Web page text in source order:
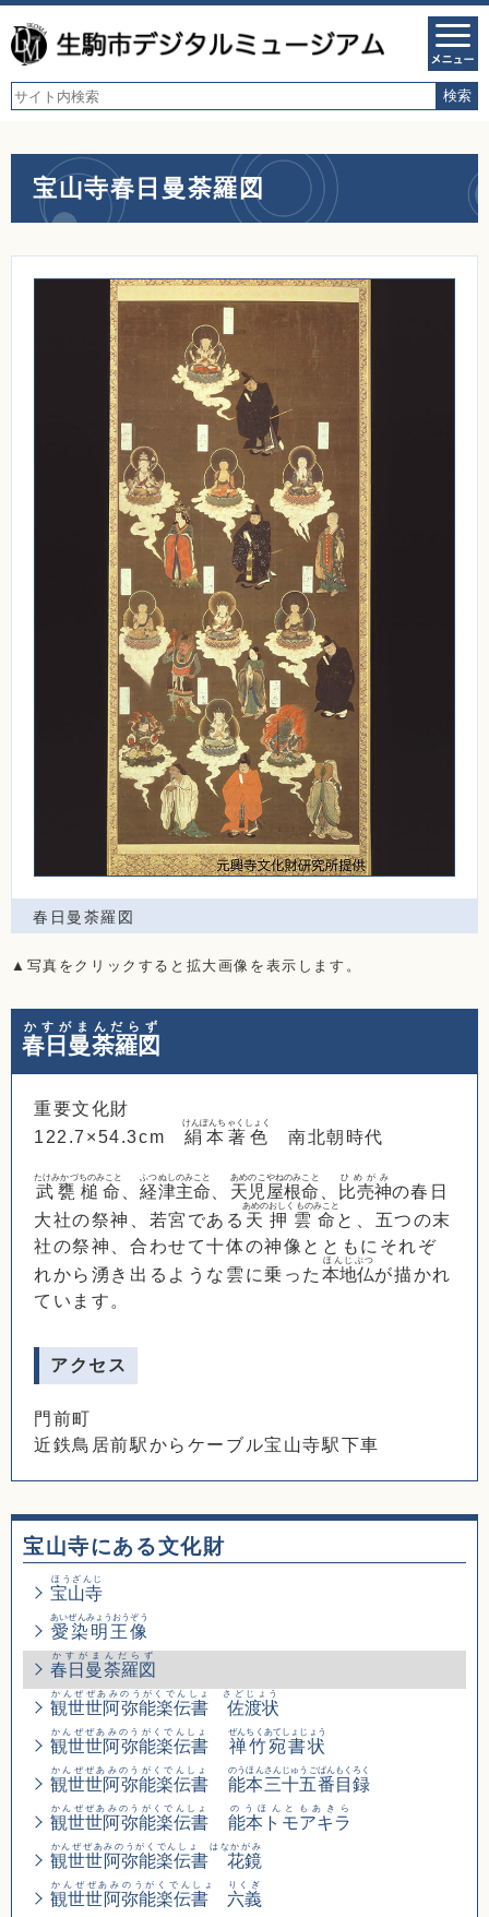
宝山寺春日曼荼羅図
春日曼荼羅図
▲写真をクリックすると拡大画像を表示します。
春日曼荼羅図
かすがまんだらず
重要文化財
122.7×54.3cm 絹本著色
けんぽんちゃくしょく
南北朝時代
武甕槌命
たけみかづちのみこと
、経津主命
ふつぬしのみこと
天児屋根命
あめのこやねのみこと
比売神
ひめがみ
の春日
大社の祭神、若宮である 天押雲命
あめのおしくものみこと
と、五つの末
社の祭神、合わせて十体の神像とともにそれぞ
れから湧き出るような雲に乗った 本地仏
ほんじぶつ
が描かれ
ています。
アクセス
門前町
近鉄鳥居前駅からケーブル宝山寺駅下車
宝山寺にある文化財
宝山寺
ほうざんじ
愛染明王像
あいぜんみょうおうぞう
春日曼荼羅図
かすがまんだらず
観世世阿弥能楽伝書 佐渡状
かんぜぜあみのうがくでんしょ さどじょう
観世世阿弥能楽伝書
かんぜぜあみのうがくでんしょ
禅竹宛書状
ぜんちくあてしょじょう
観世世阿弥能楽伝書
かんぜぜあみのうがくでんしょ
能本三十五番目録
のうほんさんじゅうごばんもくろく
観世世阿弥能楽伝書
かんぜぜあみのうがくでんしょ
能本トモアキラ
のうほんともあきら
観世世阿弥能楽伝書 花鏡
かんぜぜあみのうがくでんしょ はなかがみ
観世世阿弥能楽伝書 六義
かんぜぜあみのうがくでんしょ りくぎ